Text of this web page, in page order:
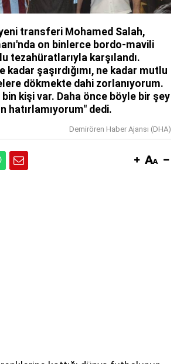
transferi Mohamed Salah,
on binlerce bordo-mavili
tezahüratlarıyla karşılandı.
kadar şaşırdığımı, ne kadar mutlu
dökmekte dahi zorlanıyorum.
kişi var. Daha önce böyle bir şey
hatırlamıyorum" dedi.
Demirören Haber Ajansı (DHA)